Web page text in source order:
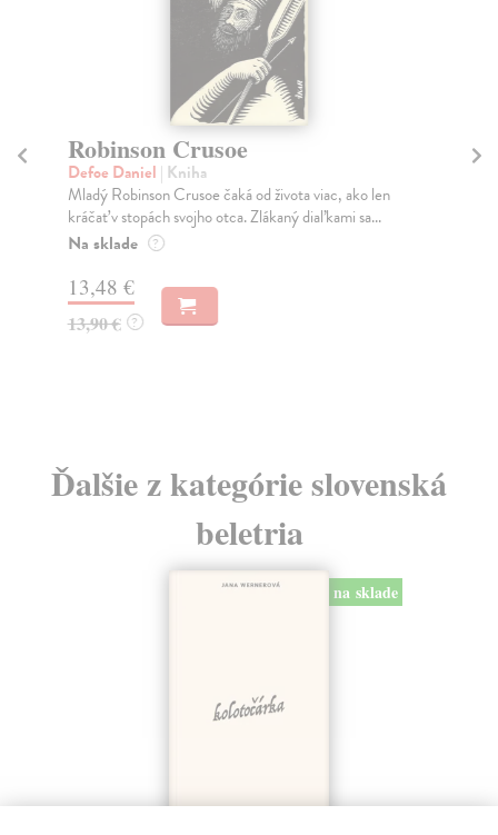
Robinson Crusoe
Defoe Daniel | Kniha
Mladý Robinson Crusoe čaká od života viac, ako len
kráčať v stopách svojho otca. Zlákaný diaľkami sa...
Na sklade ?
13,48 €
13,90 € ?
Ďalšie z kategórie slovenská
beletria
na sklade